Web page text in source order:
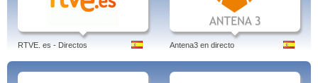
RTVE. es - Directos Antena3 en directo